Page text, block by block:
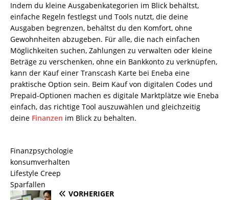
Indem du kleine Ausgabenkategorien im Blick behältst,
einfache Regeln festlegst und Tools nutzt, die deine
Ausgaben begrenzen, behältst du den Komfort, ohne
Gewohnheiten abzugeben. Für alle, die nach einfachen
Möglichkeiten suchen, Zahlungen zu verwalten oder kleine
Beträge zu verschenken, ohne ein Bankkonto zu verknüpfen,
kann der Kauf einer Transcash Karte bei Eneba eine
praktische Option sein. Beim Kauf von digitalen Codes und
Prepaid-Optionen machen es digitale Marktplätze wie Eneba
einfach, das richtige Tool auszuwählen und gleichzeitig
deine Finanzen im Blick zu behalten.
Finanzpsychologie
konsumverhalten
Lifestyle Creep
Sparfallen
VORHERIGER